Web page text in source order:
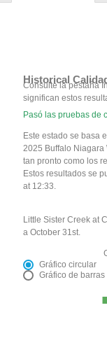
Historical
Consulte la pestaña
significan estos
Pasó las pruebas de
Este estado se basa
2025 Buffalo Niagara
tan pronto como los
Estos resultados se
at 12:33.
Little Sister Creek at
a October 31st.
Gráfico circular
Gráfico de barras